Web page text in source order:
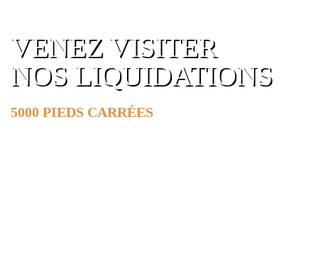
VENEZ VISITER
NOS LIQUIDATIONS
5000 PIEDS CARRÉES